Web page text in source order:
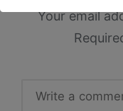
Your email